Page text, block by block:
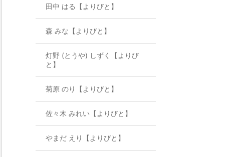
田中 はる【よりびと】
森 みな【よりびと】
灯野 (とうや) しずく【よりび
と】
菊原 のり【よりびと】
佐々木 みれい【よりびと】
やまだ えり【よりびと】